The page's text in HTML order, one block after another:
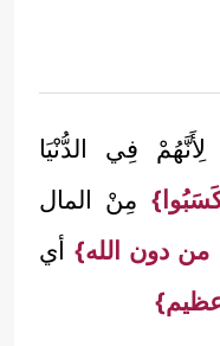
فِي الدُّنْيَا
مِنْ المال
من دون الله}أي
عظيم}